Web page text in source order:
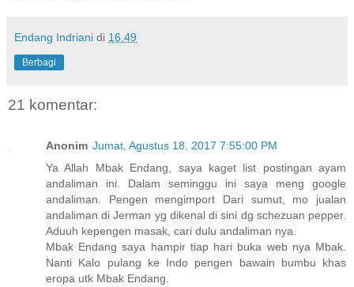
Endang Indriani di 16.49
Berbagi
21 komentar:
Anonim Jumat, Agustus 18, 2017 7:55:00 PM
Ya Allah Mbak Endang, saya kaget list postingan ayam
andaliman ini. Dalam seminggu ini saya meng google
andaliman. Pengen mengimport Dari sumut, mo jualan
andaliman di Jerman yg dikenal di sini dg schezuan pepper.
Aduuh kepengen masak, cari dulu andaliman nya.
Mbak Endang saya hampir tiap hari buka web nya Mbak.
Nanti Kalo pulang ke Indo pengen bawain bumbu khas
eropa utk Mbak Endang.